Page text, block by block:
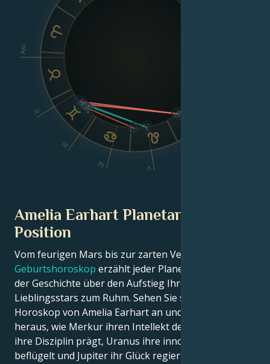
Asc
II
III
IV V
Amelia Earhart Planetarische
Position
Vom feurigen Mars bis zur zarten Venus – in diesem
Geburtshoroskop erzählt jeder Planet seinen Teil
der Geschichte über den Aufstieg Ihres
Lieblingsstars zum Ruhm. Sehen Sie sich das Astro-
Horoskop von Amelia Earhart an und finden Sie
heraus, wie Merkur ihren Intellekt definiert, Saturn
ihre Disziplin prägt, Uranus ihre innovativen Ideen
beflügelt und Jupiter ihr Glück regiert.